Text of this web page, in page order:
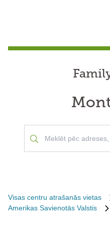
Visas centru atrašanās vietas
Amerikas Savienotās Valstis